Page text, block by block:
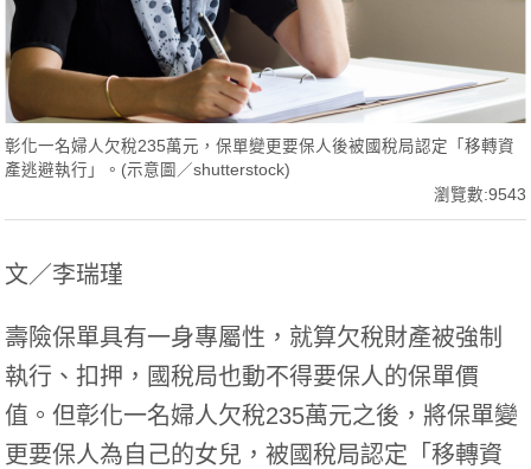
彰化一名婦人欠稅235萬元，保單變更要保人後被國稅局認定「移轉資
產逃避執行」。(示意圖／shutterstock)
瀏覽數:9543
文／李瑞瑾
壽險保單具有一身專屬性，就算欠稅財產被強制
執行、扣押，國稅局也動不得要保人的保單價
值。但彰化一名婦人欠稅235萬元之後，將保單變
更要保人為自己的女兒，被國稅局認定「移轉資